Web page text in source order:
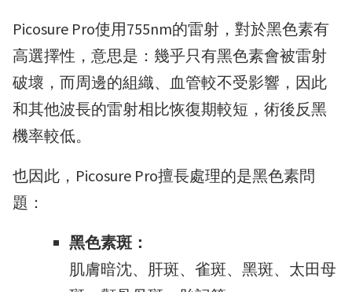
Picosure Pro使用755nm的雷射，對於黑色素有
高選擇性，意思是：幾乎只有黑色素會被雷射
破壞，而周邊的組織、血管較不受影響，因此
和其他波長的雷射相比恢復期較短，術後反黑
機率較低。
也因此，Picosure Pro擅長處理的是黑色素問
題：
黑色素斑：
肌膚暗沈、肝斑、雀斑、黑斑、太田母